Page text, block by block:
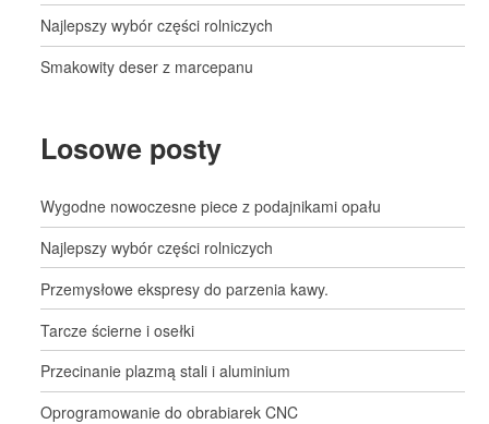
Najlepszy wybór części rolniczych
Smakowity deser z marcepanu
Losowe posty
Wygodne nowoczesne piece z podajnikami opału
Najlepszy wybór części rolniczych
Przemysłowe ekspresy do parzenia kawy.
Tarcze ścierne i osełki
Przecinanie plazmą stali i aluminium
Oprogramowanie do obrabiarek CNC